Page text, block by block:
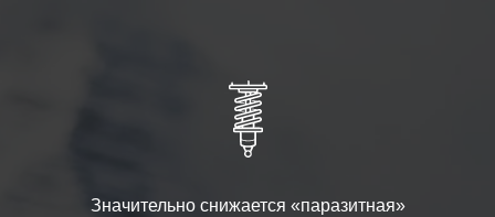
Значительно снижается «паразитная»